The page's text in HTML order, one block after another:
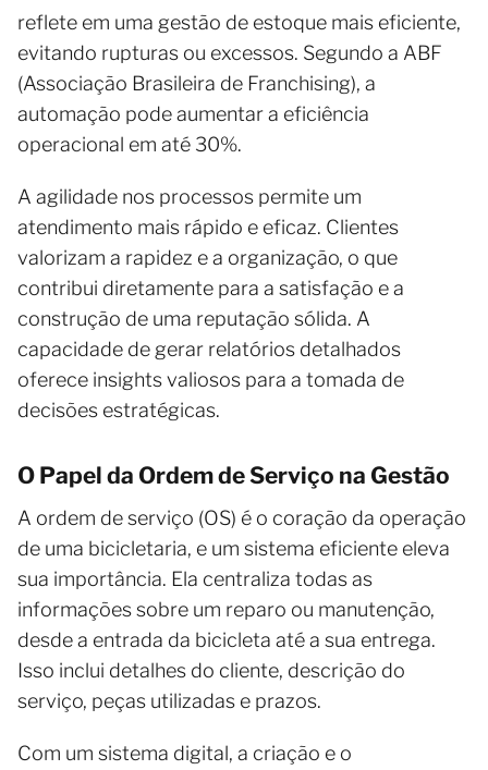
reflete em uma gestão de estoque mais eficiente,
evitando rupturas ou excessos. Segundo a ABF
(Associação Brasileira de Franchising), a
automação pode aumentar a eficiência
operacional em até 30%.
A agilidade nos processos permite um
atendimento mais rápido e eficaz. Clientes
valorizam a rapidez e a organização, o que
contribui diretamente para a satisfação e a
construção de uma reputação sólida. A
capacidade de gerar relatórios detalhados
oferece insights valiosos para a tomada de
decisões estratégicas.
O Papel da Ordem de Serviço na Gestão
A ordem de serviço (OS) é o coração da operação
de uma bicicletaria, e um sistema eficiente eleva
sua importância. Ela centraliza todas as
informações sobre um reparo ou manutenção,
desde a entrada da bicicleta até a sua entrega.
Isso inclui detalhes do cliente, descrição do
serviço, peças utilizadas e prazos.
Com um sistema digital, a criação e o